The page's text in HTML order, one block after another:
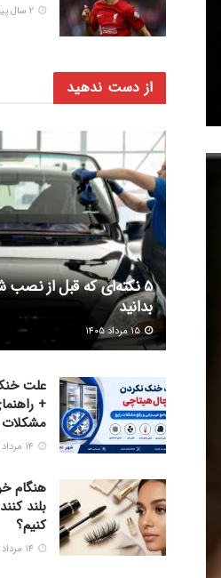
از دست ندهید
5 نکته‌ای که قبل از نصب
بدانید
۱۵ مرداد ۱۴۰۵
علت
+
مشکلات
هنگام
بلند
کنیم؟